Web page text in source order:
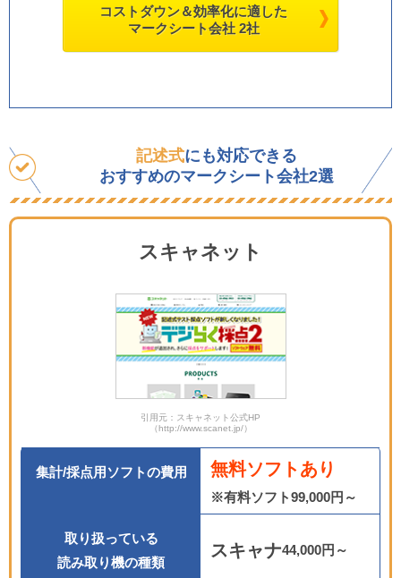
コストダウン＆効率化に適した
マークシート会社 2社
記述式にも対応できる
おすすめのマークシート会社2選
スキャネット
引用元：スキャネット公式HP
（http://www.scanet.jp/）
集計/採点用ソフトの費用 無料ソフトあり
※有料ソフト99,000円～
取り扱っている
読み取り機の種類
スキャナ44,000円～